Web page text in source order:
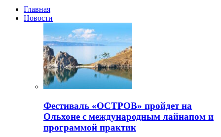
Главная
Новости
Фестиваль «ОСТРОВ» пройдет на
Ольхоне с международным лайнапом и
программой практик